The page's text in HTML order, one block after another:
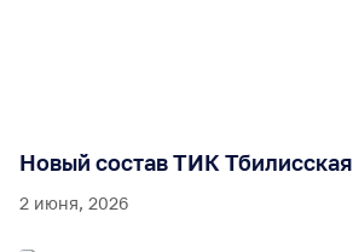
Новый состав ТИК Тбилисская
2 июня, 2026